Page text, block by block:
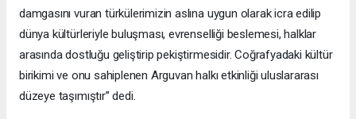
damgasını vuran türkülerimizin aslına uygun olarak icra edilip
dünya kültürleriyle buluşması, evrenselliği beslemesi, halklar
arasında dostluğu geliştirip pekiştirmesidir. Coğrafyadaki kültür
birikimi ve onu sahiplenen Arguvan halkı etkinliği uluslararası
düzeye taşımıştır” dedi.